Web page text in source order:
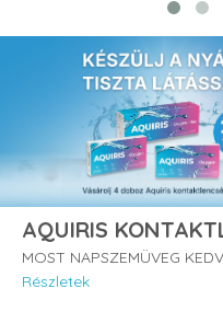
AQUIRIS
MOST NAPSZEMÜVEG
Részletek